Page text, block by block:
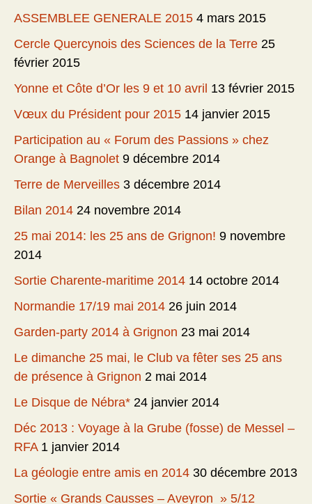
ASSEMBLEE GENERALE 2015 4 mars 2015
Cercle Quercynois des Sciences de la Terre 25
février 2015
Yonne et Côte d’Or les 9 et 10 avril 13 février 2015
Vœux du Président pour 2015 14 janvier 2015
Participation au « Forum des Passions » chez
Orange à Bagnolet 9 décembre 2014
Terre de Merveilles 3 décembre 2014
Bilan 2014 24 novembre 2014
25 mai 2014: les 25 ans de Grignon! 9 novembre
2014
Sortie Charente-maritime 2014 14 octobre 2014
Normandie 17/19 mai 2014 26 juin 2014
Garden-party 2014 à Grignon 23 mai 2014
Le dimanche 25 mai, le Club va fêter ses 25 ans
de présence à Grignon 2 mai 2014
Le Disque de Nébra* 24 janvier 2014
Déc 2013 : Voyage à la Grube (fosse) de Messel –
RFA 1 janvier 2014
La géologie entre amis en 2014 30 décembre 2013
Sortie « Grands Causses – Aveyron » 5/12